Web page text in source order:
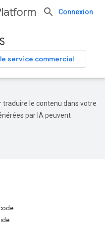
Connexion
service commercial
traduire le contenu dans votre
par IA peuvent